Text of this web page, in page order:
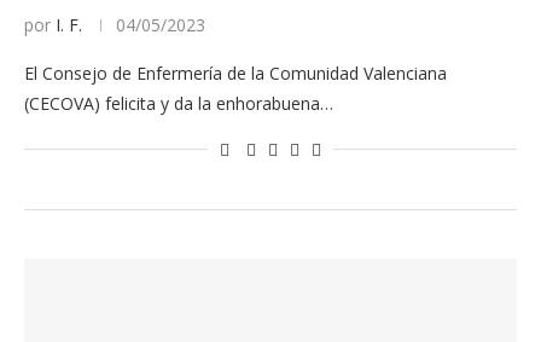
por I. F. 04/05/2023
El Consejo de Enfermería de la Comunidad Valenciana
(CECOVA) felicita y da la enhorabuena…